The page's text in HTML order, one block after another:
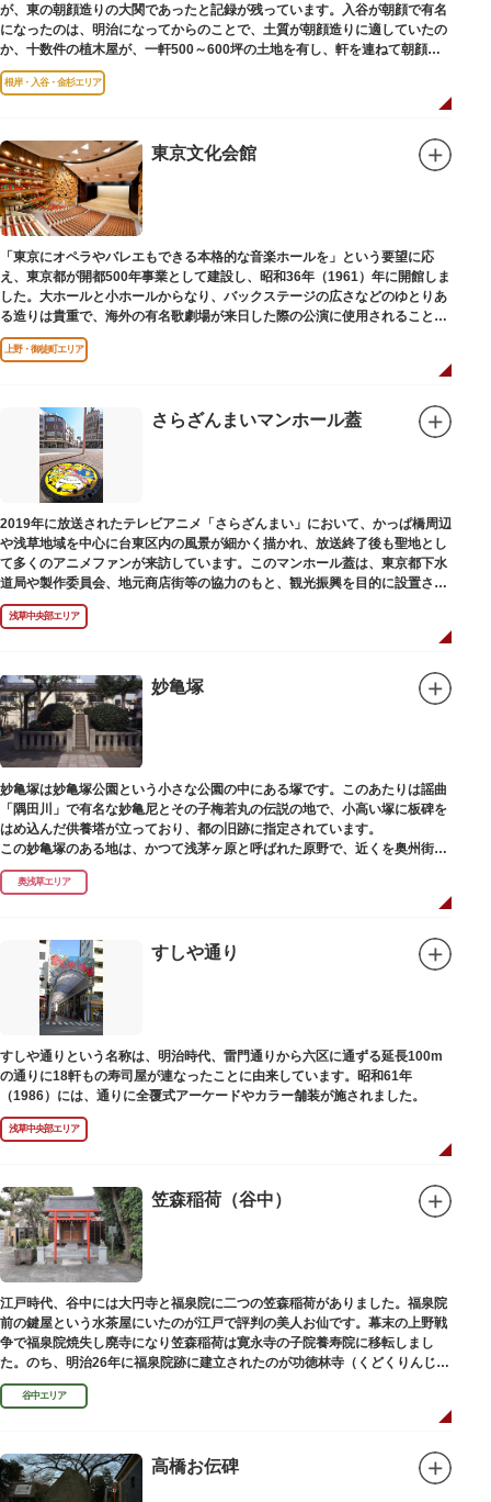
が、東の朝顔造りの大関であったと記録が残っています。入谷が朝顔で有名
になったのは、明治になってからのことで、土質が朝顔造りに適していたの
か、十数件の植木屋が、一軒500～600坪の土地を有し、軒を連ねて朝顔造
りをはじめました。
根岸・入谷・金杉エリア
東京文化会館
「東京にオペラやバレエもできる本格的な音楽ホールを」という要望に応
え、東京都が開都500年事業として建設し、昭和36年（1961）年に開館しま
した。大ホールと小ホールからなり、バックステージの広さなどのゆとりあ
る造りは貴重で、海外の有名歌劇場が来日した際の公演に使用されることが
多いホールです。
上野・御徒町エリア
さらざんまいマンホール蓋
2019年に放送されたテレビアニメ「さらざんまい」において、かっぱ橋周辺
や浅草地域を中心に台東区内の風景が細かく描かれ、放送終了後も聖地とし
て多くのアニメファンが来訪しています。このマンホール蓋は、東京都下水
道局や製作委員会、地元商店街等の協力のもと、観光振興を目的に設置され
ました。
描かれているのは、主人公である矢逆一稀、久慈悠、陣内燕太の3人が、か
っぱ橋に封印されていた謎のカッパ型生命体“ケッピ”によって河童の姿に変
設置年月日：令和3年4月13日
浅草中央部エリア
妙亀塚
妙亀塚は妙亀塚公園という小さな公園の中にある塚です。このあたりは謡曲
「隅田川」で有名な妙亀尼とその子梅若丸の伝説の地で、小高い塚に板碑を
はめ込んだ供養塔が立っており、都の旧跡に指定されています。
この妙亀塚のある地は、かつて浅茅ヶ原と呼ばれた原野で、近くを奥州街道
が通じていました。妙亀塚は「梅若伝説」にちなんだ名称です。「梅若伝
説」とは平安時代、吉田少将惟房の子・梅若が、信夫藤太という人買いにさ
らわれ、都から奥州へつれて行かれる途中、重い病にかかりこの地に捨てら
田川岸で里人から梅若の死を知らされ、髪をおろして妙亀尼と称し庵を結ん
だ、という説話です。謡曲『隅田川』はこの伝説をもとにしています。
塚の上には板碑が祀られています。この板碑には「弘安十一年戊子五月二十
二日孝子敬白」と刻まれており、区内でも古いものです。しかし妙亀塚と板
碑との関係は、明らかではありません。
なお、隅田川の対岸、木母寺（墨田区堤通）境内には梅若にちなむ梅若塚
（都旧跡）があり、この妙亀塚と相対するものと考えられています。
奥浅草エリア
すしや通り
すしや通りという名称は、明治時代、雷門通りから六区に通ずる延長100m
の通りに18軒もの寿司屋が連なったことに由来しています。昭和61年
（1986）には、通りに全覆式アーケードやカラー舗装が施されました。
浅草中央部エリア
笠森稲荷（谷中）
江戸時代、谷中には大円寺と福泉院に二つの笠森稲荷がありました。福泉院
前の鍵屋という水茶屋にいたのが江戸で評判の美人お仙です。幕末の上野戦
争で福泉院焼失し廃寺になり笠森稲荷は寛永寺の子院養寿院に移転しまし
た。のち、明治26年に福泉院跡に建立されたのが功徳林寺（くどくりんじ）
で、明治末期には稲荷社が祀られました。
谷中エリア
高橋お伝碑